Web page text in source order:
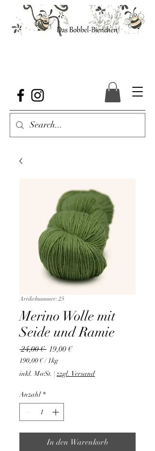
Artikelnummer: 25
Merino Wolle mit
Seide und Ramie
24,00 € Standardpreis
19,00 €Sale-
190,00 €/1kg
190,00 €
pro
Kilogramm
inkl. MwSt. | zzgl. Versand
Anzahl *
In den Warenkorb